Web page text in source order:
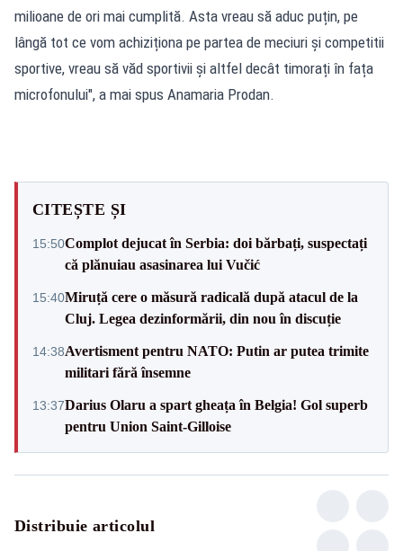
milioane de ori mai cumplită. Asta vreau să aduc puțin, pe
lângă tot ce vom achiziționa pe partea de meciuri și competitii
sportive, vreau să văd sportivii și altfel decât timorați în fața
microfonului", a mai spus Anamaria Prodan.
CITEȘTE ȘI
15:50Complot dejucat în Serbia: doi bărbați, suspectați
că plănuiau asasinarea lui Vučić
15:40Miruță cere o măsură radicală după atacul de la
Cluj. Legea dezinformării, din nou în discuție
14:38Avertisment pentru NATO: Putin ar putea trimite
militari fără însemne
13:37Darius Olaru a spart gheața în Belgia! Gol superb
pentru Union Saint-Gilloise
Distribuie articolul